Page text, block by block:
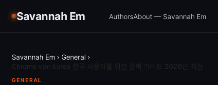
Savannah Em AuthorsAbout — Savannah Em
Savannah Em › General ›
GENERAL